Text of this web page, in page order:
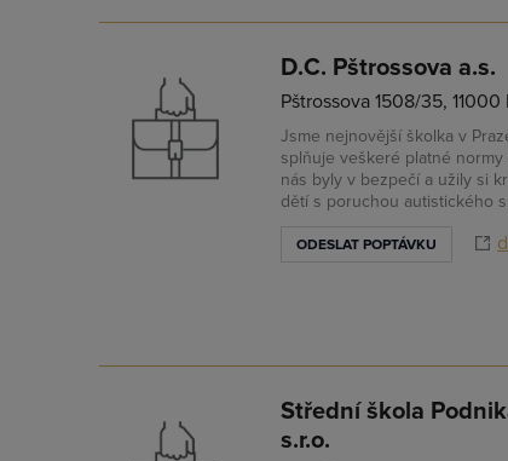
D.C. Pštrossova a.s.
Pštrossova 1508/35, 11000
Jsme nejnovější školka v
splňuje veškeré platné
nás byly v bezpečí a užily si
dětí s poruchou autistického
ODESLAT POPTÁVKU
Střední škola
s.r.o.